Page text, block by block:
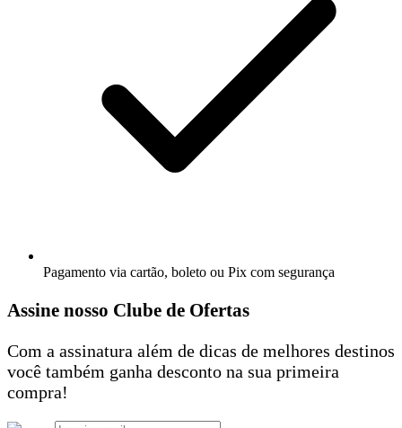
Pagamento via cartão, boleto ou Pix com segurança
Assine nosso Clube de Ofertas
Com a assinatura além de dicas de melhores destinos
você também ganha desconto na sua primeira
compra!